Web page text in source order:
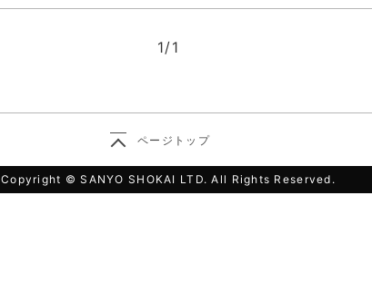
1/1
ページトップ
Copyright © SANYO SHOKAI LTD. All Rights Reserved.